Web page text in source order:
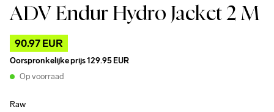
ADV Endur Hydro Jacket 2 M
90.97 EUR
Oorspronkelijke prijs129.95 EUR
Op voorraad
Raw
Outlet